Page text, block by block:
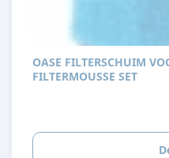
OASE FILTERSCHUIM
FILTERMOUSSE SET